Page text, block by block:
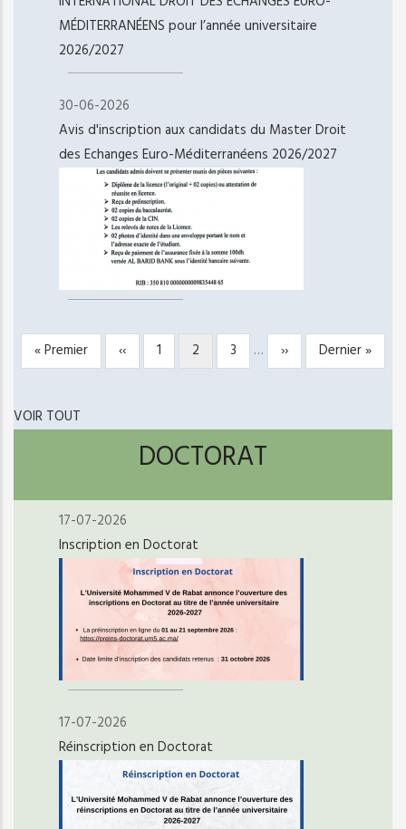
MÉDITERRANÉENS pour l’année universitaire
2026/2027
30-06-2026
Avis d'inscription aux candidats du Master Droit
des Echanges Euro-Méditerranéens 2026/2027
PAGINATION
Première
page
« Premier
Page
précédente
‹‹ Page
1
Page
courante
2 Page
3 …
Page
suivante
››
Dernière
page
Dernier »
VOIR TOUT
DOCTORAT
17-07-2026
Inscription en Doctorat
17-07-2026
Réinscription en Doctorat